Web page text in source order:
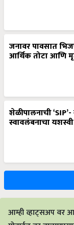
जनावर पावसात
आर्थिक तोटा आणि
शेळीपालनाची
स्वावलंबनाचा
आम्ही व्हाट्सअप वर